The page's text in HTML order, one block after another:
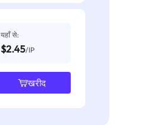
यहाँ से:
$2.45/IP
खरीद